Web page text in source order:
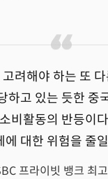
려해야 하는 또
하고 있는 듯한 중
비활동의 반등이
에 대한 위험을 줄
프라이빗 뱅크 최